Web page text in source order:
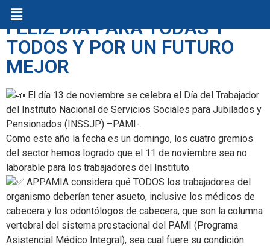
FELIZ DÍA PARA TODAS Y
TODOS Y POR UN FUTURO
MEJOR
El día 13 de noviembre se celebra el Día del Trabajador
del Instituto Nacional de Servicios Sociales para Jubilados y
Pensionados (INSSJP) –PAMI-.
Como este año la fecha es un domingo, los cuatro gremios
del sector hemos logrado que el 11 de noviembre sea no
laborable para los trabajadores del Instituto.
APPAMIA considera qué TODOS los trabajadores del
organismo deberían tener asueto, inclusive los médicos de
cabecera y los odontólogos de cabecera, que son la columna
vertebral del sistema prestacional del PAMI (Programa
Asistencial Médico Integral), sea cual fuere su condición